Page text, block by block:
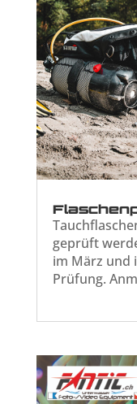
geprüft
im März und
Prüfung.